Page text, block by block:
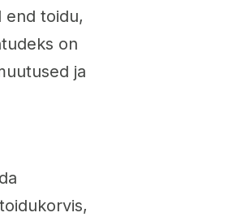
end toidu,
on
ja